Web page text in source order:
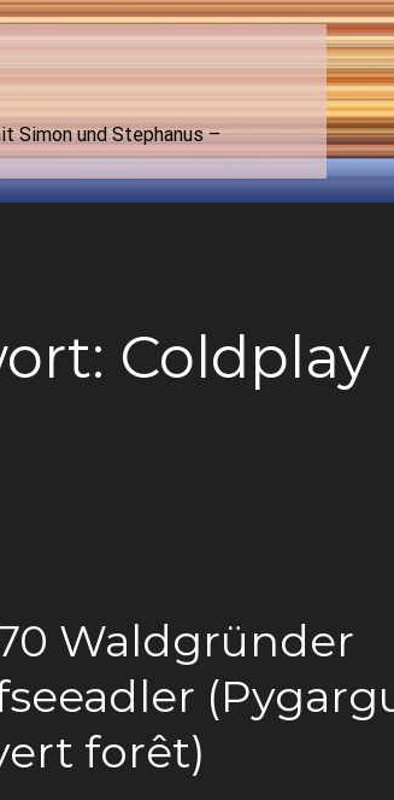
Simon und Stephanus –
Coldplay
Waldgründer
forêt)